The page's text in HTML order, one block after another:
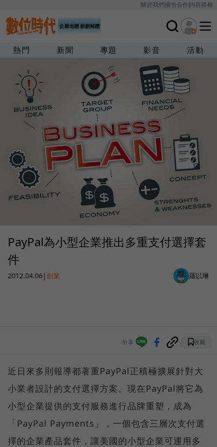
關於我們廣告合作內容授權
熱門 新聞 專題 影音 活動
PayPal為小型企業推出多重支付選擇套
件
2012.04.06|創業 羅以琳
分享 收藏
近日來多則報導都著重PayPal正積極擴展針對大
小業者設計的支付選擇方案。現在PayPal將它為
小型企業提供的支付服務進行品牌重塑，成為
「PayPal Payments」，一個包含三層次支付選
擇的企業產品套件，讓美國的小型企業可運用多